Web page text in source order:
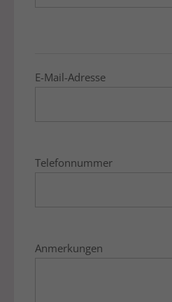
E-Mail-Adresse
Telefonnummer
Anmerkungen